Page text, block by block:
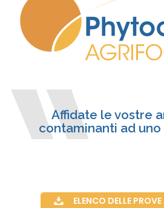
Affidate le vostre
contaminanti ad
ELENCO DELLE